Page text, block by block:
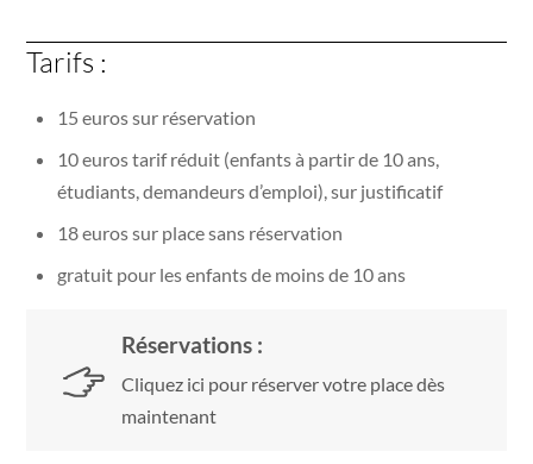
Tarifs :
15 euros sur réservation
10 euros tarif réduit (enfants à partir de 10 ans,
étudiants, demandeurs d’emploi), sur justificatif
18 euros sur place sans réservation
gratuit pour les enfants de moins de 10 ans
Réservations :
Cliquez ici pour réserver votre place dès
maintenant